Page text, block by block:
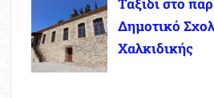
Δημοτικό
Χαλκιδικής